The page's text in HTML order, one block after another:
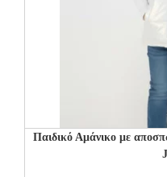
Παιδικό Αμάνικο με